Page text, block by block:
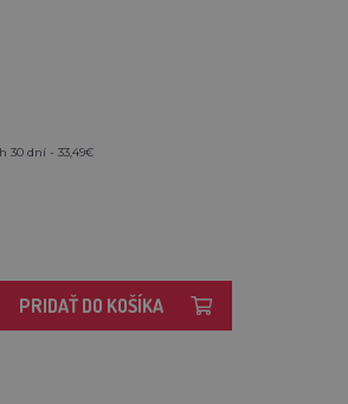
30 dní - 33,49€
PRIDAŤ DO KOŠÍKA